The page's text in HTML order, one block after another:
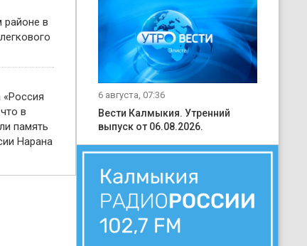
в
«Россия
в
память
Нарана
6 августа, 07:36
Вести Калмыкия. Утренний
выпуск от 06.08.2026.